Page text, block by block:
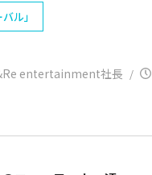
ル」
entertainment社長 /